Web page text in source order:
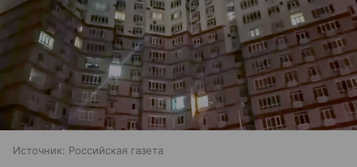
Источник: Российская газета